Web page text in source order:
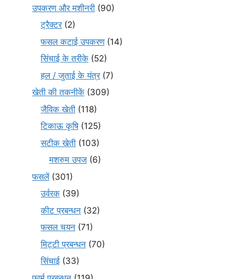
उपकरण और मशीनरी (90)
ट्रैक्टर(2)
फसल कटाई उपकरण(14)
सिंचाई के तरीके (52)
हल / जुताई के यंत्र(7)
खेती की तकनीकें (309)
जैविक खेती (118)
टिकाऊ कृषि(125)
सटीक खेती (103)
मशरुम उपज (6)
फसलें(301)
उर्वरक (39)
कीट प्रबन्धन (32)
फसल चयन (71)
मि‌ट्टी प्रबन्धन (70)
सिंचाई (33)